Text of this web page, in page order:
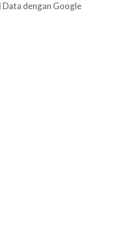
Data dengan Google